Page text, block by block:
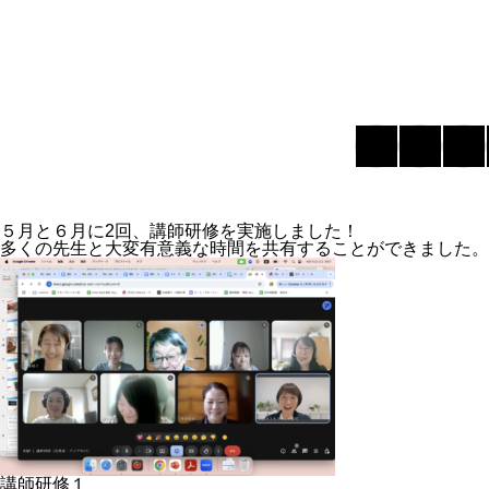
５月と６月に2回、講師研修を実施しました！
多くの先生と大変有意義な時間を共有することができました。
講師研修１